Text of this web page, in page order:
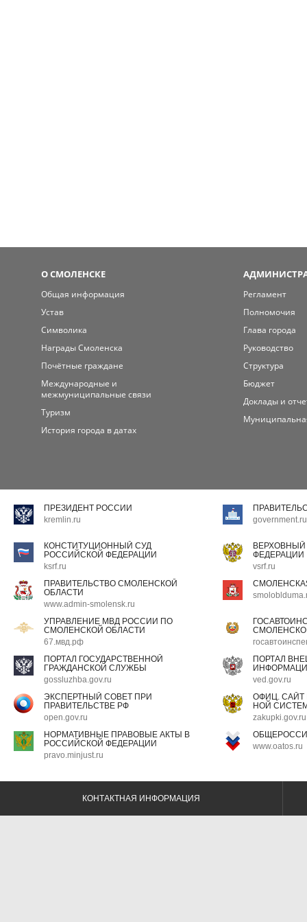
О СМОЛЕНСКЕ
Общая информация
Устав
Символика
Награды Смоленска
Почётные граждане
Международные и
межмуниципальные связи
Туризм
История города в датах
Регламент
Полномочия
Глава города
Руководство
Структура
Бюджет
Доклады и
ПРЕЗИДЕНТ РОССИИ
kremlin.ru
government.ru
КОНСТИТУЦИОННЫЙ СУД
РОССИЙСКОЙ ФЕДЕРАЦИИ
ksrf.ru
ФЕДЕРАЦИИ
vsrf.ru
ПРАВИТЕЛЬСТВО СМОЛЕНСКОЙ
ОБЛАСТИ
www.admin-smolensk.ru
УПРАВЛЕНИЕ МВД РОССИИ ПО
СМОЛЕНСКОЙ ОБЛАСТИ
67.мвд.рф
ПОРТАЛ ГОСУДАРСТВЕННОЙ
ГРАЖДАНСКОЙ СЛУЖБЫ
gossluzhba.gov.ru
ПОРТАЛ
ved.gov.ru
ЭКСПЕРТНЫЙ СОВЕТ ПРИ
ПРАВИТЕЛЬСТВЕ РФ
open.gov.ru
ОФИЦ.
НОЙ
zakupki.gov.ru
НОРМАТИВНЫЕ ПРАВОВЫЕ АКТЫ В
РОССИЙСКОЙ ФЕДЕРАЦИИ
pravo.minjust.ru
www.oatos.ru
КОНТАКТНАЯ ИНФОРМАЦИЯ